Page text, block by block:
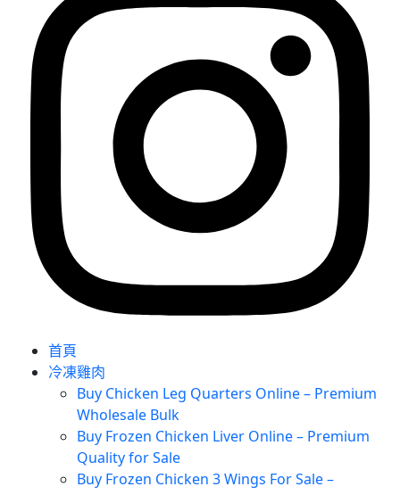
首頁
冷凍雞肉
Buy Chicken Leg Quarters Online – Premium
Wholesale Bulk
Buy Frozen Chicken Liver Online – Premium
Quality for Sale
Buy Frozen Chicken 3 Wings For Sale –